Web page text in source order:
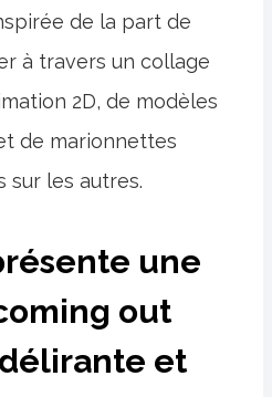
de la part de
à travers un collage
2D, de modèles
de marionnettes
sur les autres.
une
out
et